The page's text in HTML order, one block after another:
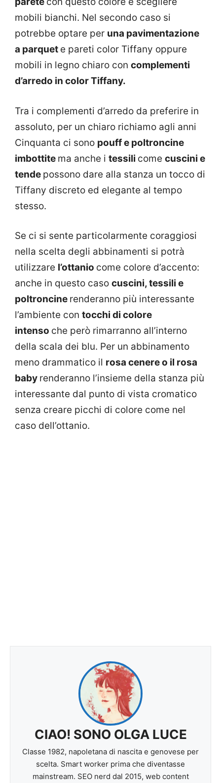
mobili bianchi. Nel secondo caso si
potrebbe optare per una pavimentazione
a parquet e pareti color Tiffany oppure
mobili in legno chiaro con complementi
d’arredo in color Tiffany.
Tra i complementi d’arredo da preferire in
assoluto, per un chiaro richiamo agli anni
Cinquanta ci sono pouff e poltroncine
imbottite ma anche i tessili come cuscini e
tende possono dare alla stanza un tocco di
Tiffany discreto ed elegante al tempo
stesso.
Se ci si sente particolarmente coraggiosi
nella scelta degli abbinamenti si potrà
utilizzare l’ottanio come colore d’accento:
anche in questo caso cuscini, tessili e
poltroncine renderanno più interessante
l’ambiente con tocchi di colore
intenso che però rimarranno all’interno
della scala dei blu. Per un abbinamento
meno drammatico il rosa cenere o il rosa
baby renderanno l’insieme della stanza più
interessante dal punto di vista cromatico
senza creare picchi di colore come nel
caso dell’ottanio.
CIAO! SONO OLGA LUCE
Classe 1982, napoletana di nascita e genovese per
scelta. Smart worker prima che diventasse
mainstream. SEO nerd dal 2015, web content